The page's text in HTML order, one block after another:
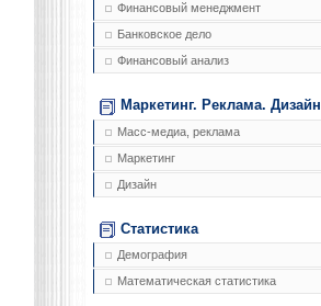
Финансовый менеджмент
Банковское дело
Финансовый анализ
Маркетинг. Реклама. Дизайн
Масс-медиа, реклама
Маркетинг
Дизайн
Статистика
Демография
Математическая статистика